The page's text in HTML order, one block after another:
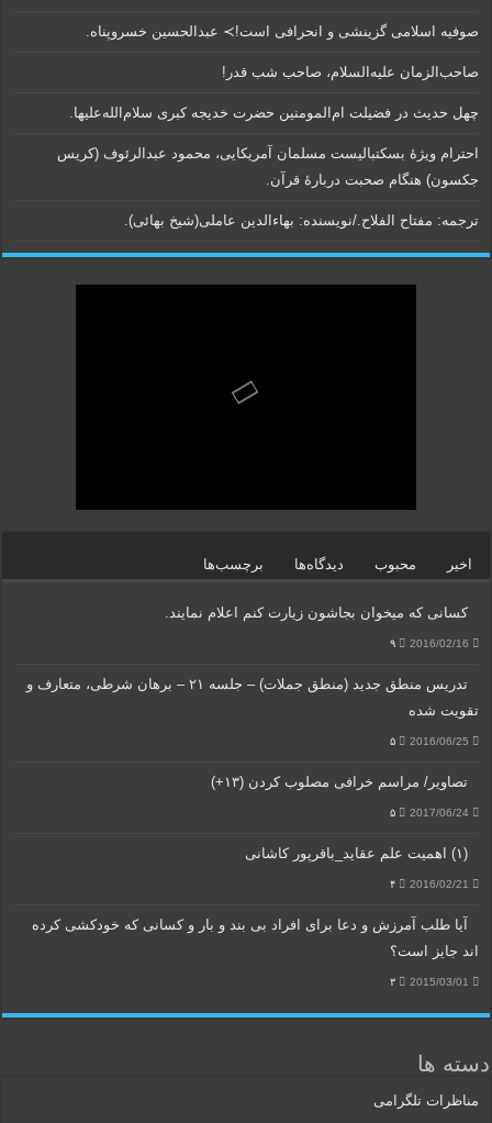
صوفیه اسلامی گزینشی و انحرافی است!≻ عبدالحسین خسروپناه.
صاحب‌الزمان علیه‌السلام، صاحب شب قدر!
چهل حدیث در فضیلت ام‌المومنین حضرت خدیجه کبری سلام‌الله‌علیها.
احترام ویژۀ بسکتبالیست مسلمان آمریکایی، محمود عبدالرئوف (کریس
جکسون) هنگام صحبت دربارۀ قرآن.
ترجمه: مفتاح الفلاح./نویسنده:‌ بهاء‌الدین عاملی‌(شیخ بهائی).
اخیر محبوب دیدگاه‌ها برچسب‌ها
کسانی که میخوان بجاشون زیارت کنم اعلام نمایند.
2016/02/16 ۹
تدریس منطق جدید (منطق جملات) – جلسه ۲۱ – برهان شرطی، متعارف و
تقویت شده
2016/06/25 ۵
تصاویر/ مراسم خرافی مصلوب کردن (۱۳+)
2017/06/24 ۵
(۱) اهمیت علم عقاید_باقرپور کاشانی
2016/02/21 ۴
آیا طلب آمرزش و دعا برای افراد بی بند و بار و کسانی که خودکشی کرده
اند جایز است؟
2015/03/01 ۳
دسته ها
مناظرات تلگرامی